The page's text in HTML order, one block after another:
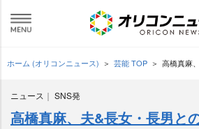
ホーム (オリコンニュース) 芸能 TOP 高橋真麻
ニュース SNS発
高橋真麻、夫&長女・長男と